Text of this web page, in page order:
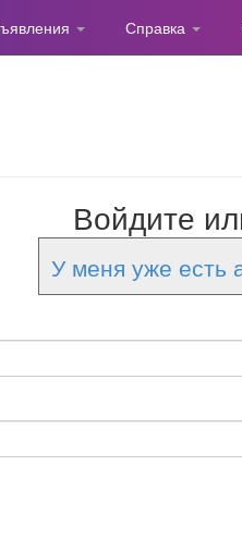
Справка
Войдите
У меня уже есть